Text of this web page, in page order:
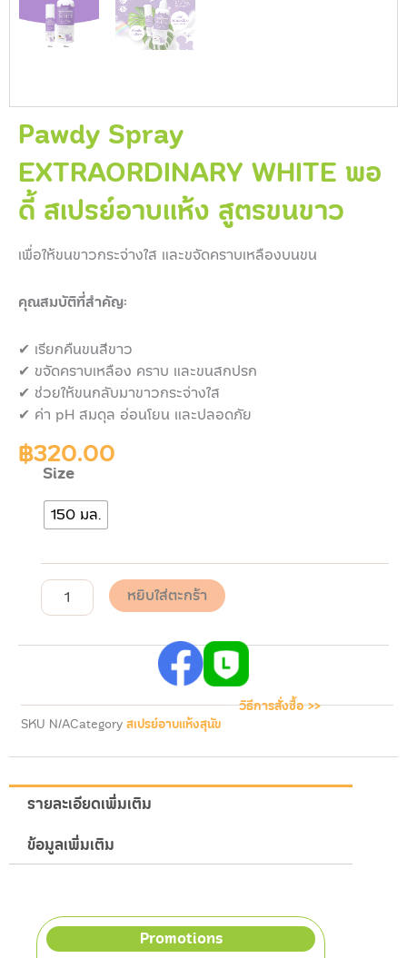
Pawdy Spray
EXTRAORDINARY WHITE พอ
ดี้ สเปรย์อาบแห้ง สูตรขนขาว
เพื่อให้ขนขาวกระจ่างใส และขจัดคราบเหลืองบนขน
คุณสมบัติที่สำคัญ:
✔ เรียกคืนขนสีขาว
✔ ขจัดคราบเหลือง คราบ และขนสกปรก
✔ ช่วยให้ขนกลับมาขาวกระจ่างใส
✔ ค่า pH สมดุล อ่อนโยน และปลอดภัย
฿320.00
Size
150 มล.
จำนวน
Pawdy
Spray
ดี้
ส
อาบ
ขาว
หยิบใส่ตะกร้า
SKU N/ACategory สเปรย์อาบแห้งสุนัข
วิธีการสั่งซื้อ >>
รายละเอียดเพิ่มเติม
ข้อมูลเพิ่มเติม
Promotions